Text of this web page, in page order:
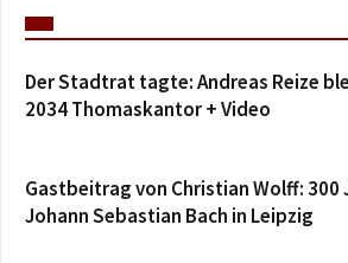
Der Stadtrat tagte: Andreas Reize
2034 Thomaskantor + Video
Gastbeitrag von Christian Wolff: 300
Johann Sebastian Bach in Leipzig